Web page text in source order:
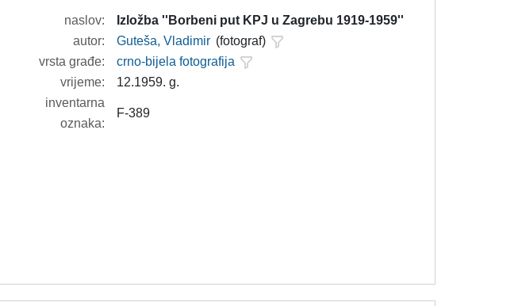
naslov:
Izložba ''Borbeni put KPJ u Zagrebu 1919-1959''
autor:
Guteša, Vladimir (fotograf)
vrsta građe:
crno-bijela fotografija
vrijeme:
12.1959. g.
inventarna
oznaka:
F-389